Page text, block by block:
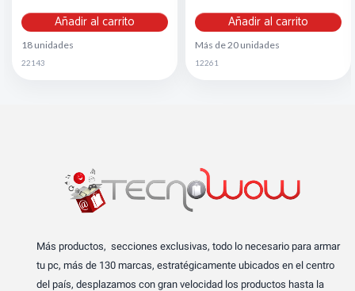
Añadir al carrito
18 unidades
22143
Añadir al carrito
Más de 20 unidades
12261
Más productos, secciones exclusivas, todo lo necesario para armar
tu pc, más de 130 marcas, estratégicamente ubicados en el centro
del país, desplazamos con gran velocidad los productos hasta la